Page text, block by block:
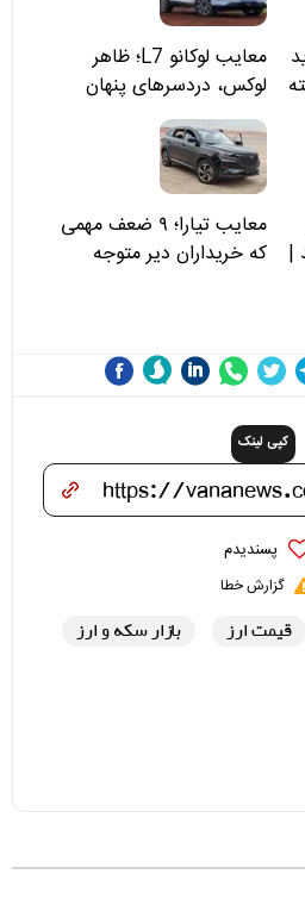
7 نکته
معایب لوکانو L7؛ ظاهر
لوکس، دردسرهای پنهان
|
معایب تیارا؛ ۹ ضعف مهمی
که خریداران دیر متوجه
کپی لینک
پسندیدم
گزارش خطا
قیمت ارز
بازار سکه و ارز